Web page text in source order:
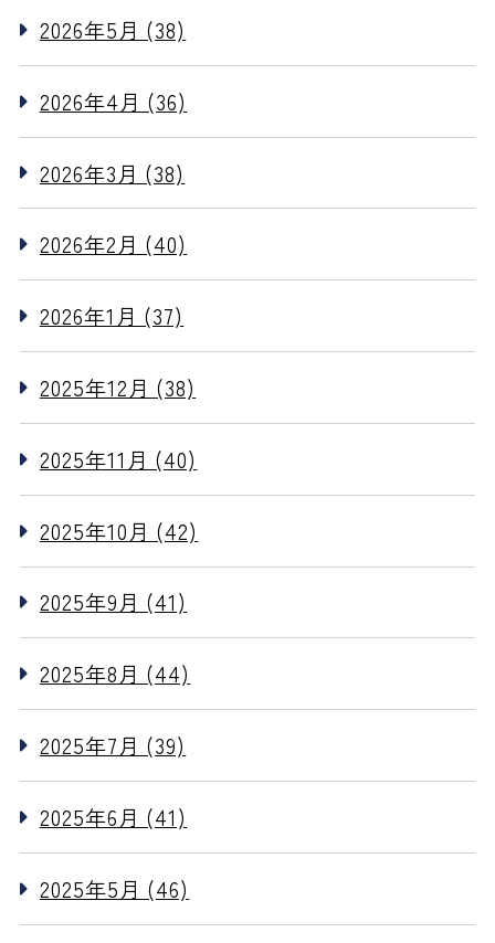
2026年5月 (38)
2026年4月 (36)
2026年3月 (38)
2026年2月 (40)
2026年1月 (37)
2025年12月 (38)
2025年11月 (40)
2025年10月 (42)
2025年9月 (41)
2025年8月 (44)
2025年7月 (39)
2025年6月 (41)
2025年5月 (46)